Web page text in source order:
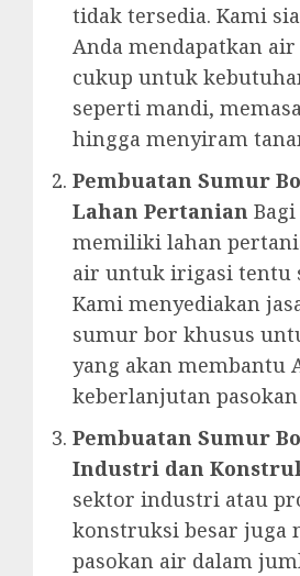
tidak tersedia. Kami
Anda mendapatkan
cukup untuk
seperti mandi,
hingga menyiram
Pembuatan Sumur
Lahan Pertanian
memiliki lahan
air untuk irigasi tentu
Kami menyediakan
sumur bor khusus
yang akan membantu
keberlanjutan
Pembuatan Sumur
Industri dan
sektor industri atau
konstruksi besar juga
pasokan air dalam